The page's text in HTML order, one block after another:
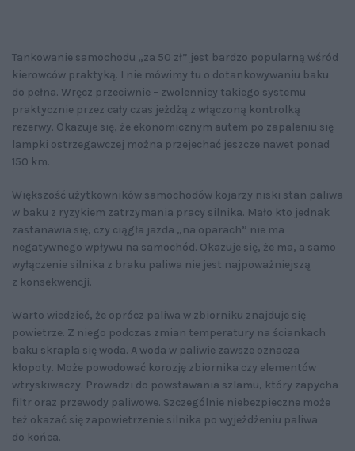
Tankowanie samochodu „za 50 zł” jest bardzo popularną wśród
kierowców praktyką. I nie mówimy tu o dotankowywaniu baku
do pełna. Wręcz przeciwnie – zwolennicy takiego systemu
praktycznie przez cały czas jeżdżą z włączoną kontrolką
rezerwy. Okazuje się, że ekonomicznym autem po zapaleniu się
lampki ostrzegawczej można przejechać jeszcze nawet ponad
150 km.
Większość użytkowników samochodów kojarzy niski stan paliwa
w baku z ryzykiem zatrzymania pracy silnika. Mało kto jednak
zastanawia się, czy ciągła jazda „na oparach” nie ma
negatywnego wpływu na samochód. Okazuje się, że ma, a samo
wyłączenie silnika z braku paliwa nie jest najpoważniejszą
z konsekwencji.
Warto wiedzieć, że oprócz paliwa w zbiorniku znajduje się
powietrze. Z niego podczas zmian temperatury na ściankach
baku skrapla się woda. A woda w paliwie zawsze oznacza
kłopoty. Może powodować korozję zbiornika czy elementów
wtryskiwaczy. Prowadzi do powstawania szlamu, który zapycha
filtr oraz przewody paliwowe. Szczególnie niebezpieczne może
też okazać się zapowietrzenie silnika po wyjeżdżeniu paliwa
do końca.